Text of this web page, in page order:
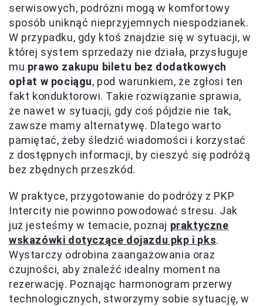
serwisowych, podróżni mogą w komfortowy
sposób uniknąć nieprzyjemnych niespodzianek.
W przypadku, gdy ktoś znajdzie się w sytuacji, w
której system sprzedaży nie działa, przysługuje
mu prawo zakupu biletu bez dodatkowych
opłat w pociągu, pod warunkiem, że zgłosi ten
fakt konduktorowi. Takie rozwiązanie sprawia,
że nawet w sytuacji, gdy coś pójdzie nie tak,
zawsze mamy alternatywę. Dlatego warto
pamiętać, żeby śledzić wiadomości i korzystać
z dostępnych informacji, by cieszyć się podróżą
bez zbędnych przeszkód.
W praktyce, przygotowanie do podróży z PKP
Intercity nie powinno powodować stresu. Jak
już jesteśmy w temacie, poznaj praktyczne
wskazówki dotyczące dojazdu pkp i pks.
Wystarczy odrobina zaangażowania oraz
czujności, aby znaleźć idealny moment na
rezerwację. Poznając harmonogram przerwy
technologicznych, stworzymy sobie sytuację, w